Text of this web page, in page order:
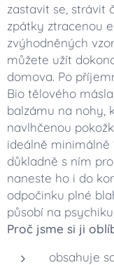
zastavit se, strávit
zpátky ztracenou
zvýhodněných
můžete užít
domova. Po
Bio tělového
balzámu na nohy,
navlhčenou
ideálně minimálně
důkladně s ním
naneste ho i do
odpočinku plné
působí na
Proč jsme si ji
obsahuje